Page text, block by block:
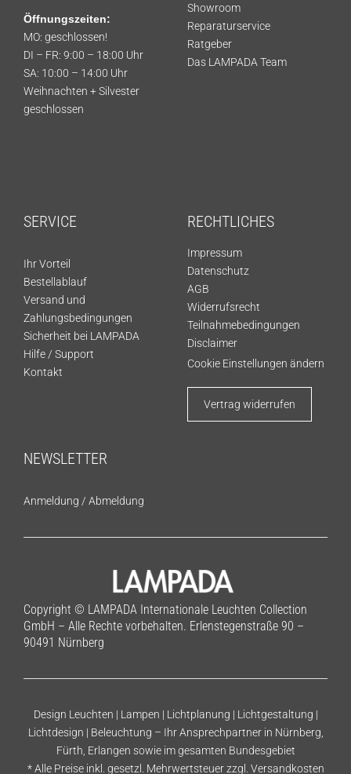
Öffnungszeiten:
MO: geschlossen!
DI – FR: 9:00 – 18:00 Uhr
SA: 10:00 – 14:00 Uhr
Weihnachten + Silvester
geschlossen
Showroom
Reparaturservice
Ratgeber
Das LAMPADA Team
SERVICE
Ihr Vorteil
Bestellablauf
Versand und
Zahlungsbedingungen
Sicherheit bei LAMPADA
Hilfe / Support
Kontakt
RECHTLICHES
Impressum
Datenschutz
AGB
Widerrufsrecht
Teilnahmebedingungen
Disclaimer
Cookie Einstellungen ändern
Vertrag widerrufen
NEWSLETTER
Anmeldung / Abmeldung
Copyright © LAMPADA Internationale Leuchten Collection
GmbH – Alle Rechte vorbehalten. Erlenstegenstraße 90 –
90491 Nürnberg
Design Leuchten | Lampen | Lichtplanung | Lichtgestaltung |
Lichtdesign | Beleuchtung – Ihr Ansprechpartner in Nürnberg,
Fürth, Erlangen sowie im gesamten Bundesgebiet
* Alle Preise inkl. gesetzl. Mehrwertsteuer zzgl. Versandkosten